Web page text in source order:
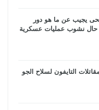
يجيب عن ما هو دور
حال نشوب عمليات عسكرية
مقاتلات التايفون لسلاح الجو